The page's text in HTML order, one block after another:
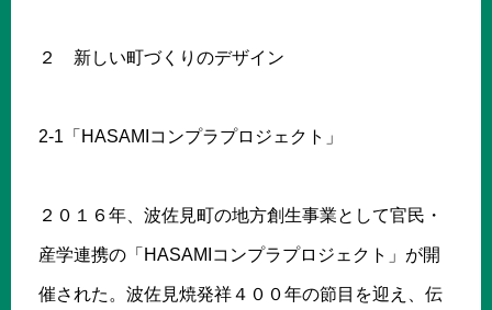
２ 新しい町づくりのデザイン
2-1「HASAMIコンプラプロジェクト」
２０１６年、波佐見町の地方創生事業として官民・
産学連携の「HASAMIコンプラプロジェクト」が開
催された。波佐見焼発祥４００年の節目を迎え、伝